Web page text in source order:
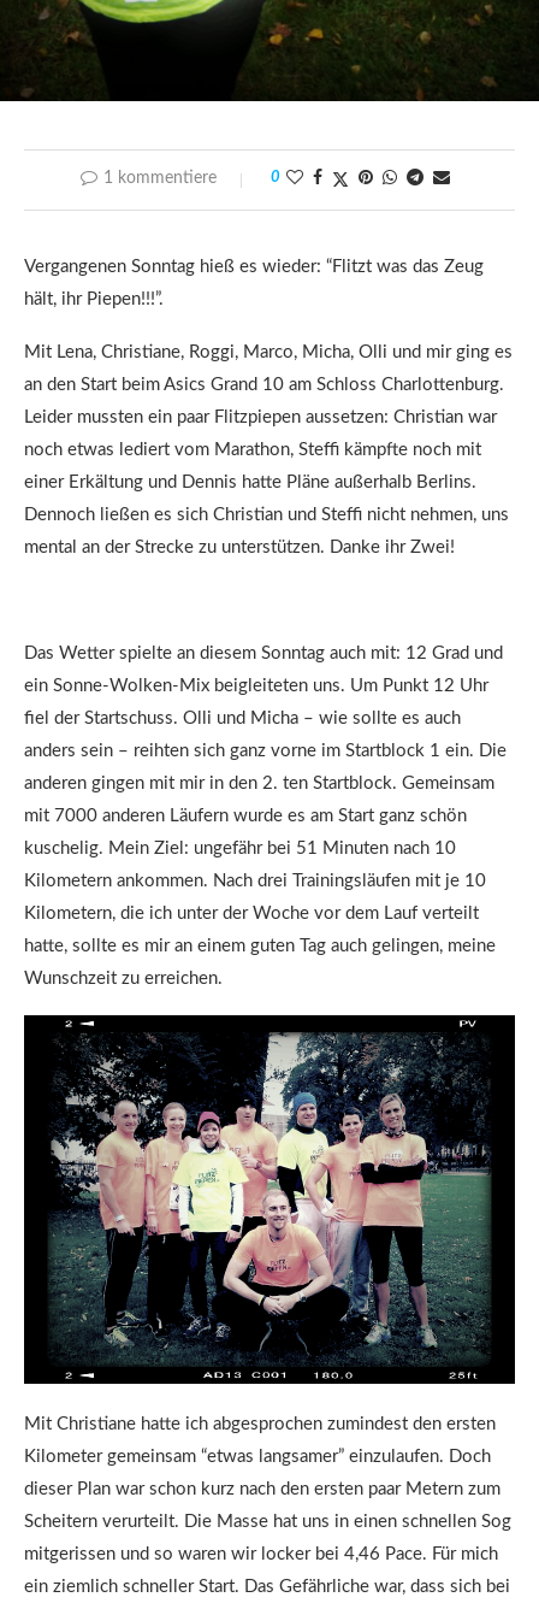
1 kommentiere 0
Vergangenen Sonntag hieß es wieder: “Flitzt was das Zeug
hält, ihr Piepen!!!”.
Mit Lena, Christiane, Roggi, Marco, Micha, Olli und mir ging es
an den Start beim Asics Grand 10 am Schloss Charlottenburg.
Leider mussten ein paar Flitzpiepen aussetzen: Christian war
noch etwas lediert vom Marathon, Steffi kämpfte noch mit
einer Erkältung und Dennis hatte Pläne außerhalb Berlins.
Dennoch ließen es sich Christian und Steffi nicht nehmen, uns
mental an der Strecke zu unterstützen. Danke ihr Zwei!
Das Wetter spielte an diesem Sonntag auch mit: 12 Grad und
ein Sonne-Wolken-Mix beigleiteten uns. Um Punkt 12 Uhr
fiel der Startschuss. Olli und Micha – wie sollte es auch
anders sein – reihten sich ganz vorne im Startblock 1 ein. Die
anderen gingen mit mir in den 2. ten Startblock. Gemeinsam
mit 7000 anderen Läufern wurde es am Start ganz schön
kuschelig. Mein Ziel: ungefähr bei 51 Minuten nach 10
Kilometern ankommen. Nach drei Trainingsläufen mit je 10
Kilometern, die ich unter der Woche vor dem Lauf verteilt
hatte, sollte es mir an einem guten Tag auch gelingen, meine
Wunschzeit zu erreichen.
Mit Christiane hatte ich abgesprochen zumindest den ersten
Kilometer gemeinsam “etwas langsamer” einzulaufen. Doch
dieser Plan war schon kurz nach den ersten paar Metern zum
Scheitern verurteilt. Die Masse hat uns in einen schnellen Sog
mitgerissen und so waren wir locker bei 4,46 Pace. Für mich
ein ziemlich schneller Start. Das Gefährliche war, dass sich bei